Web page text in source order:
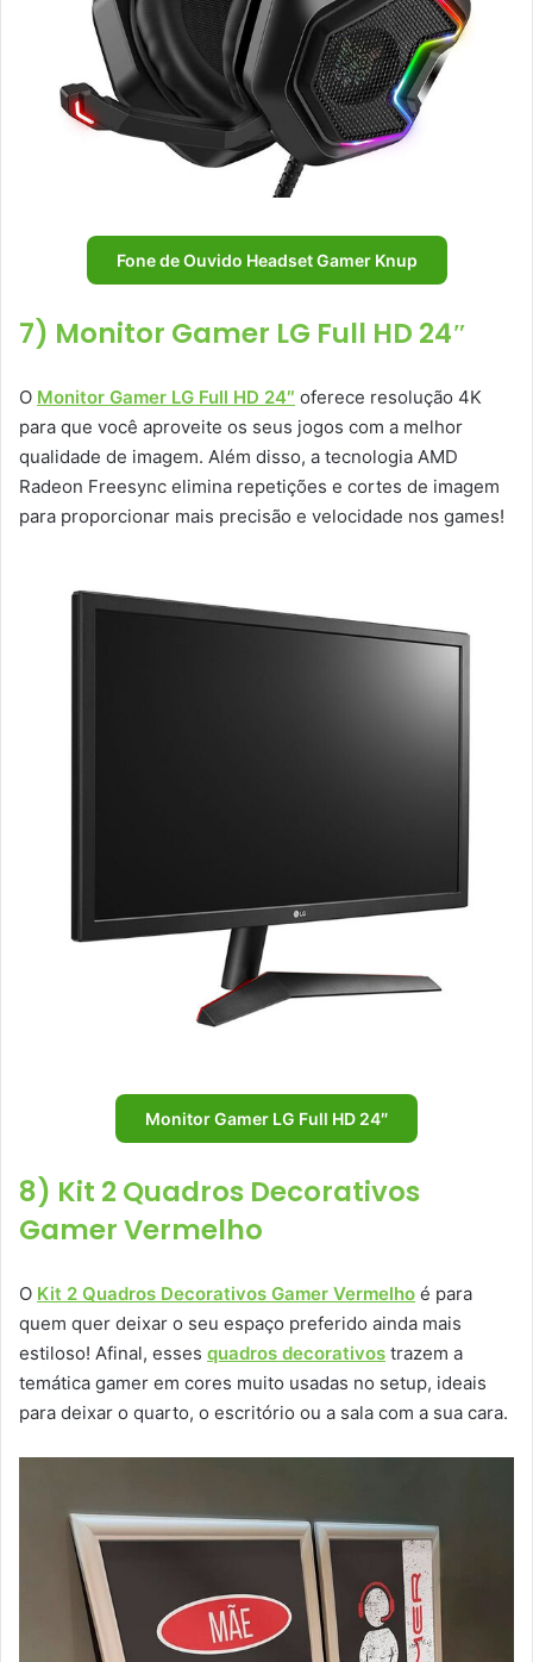
Fone de Ouvido Headset Gamer Knup
7) Monitor Gamer LG Full HD 24″
O Monitor Gamer LG Full HD 24″ oferece resolução 4K
para que você aproveite os seus jogos com a melhor
qualidade de imagem. Além disso, a tecnologia AMD
Radeon Freesync elimina repetições e cortes de imagem
para proporcionar mais precisão e velocidade nos games!
Monitor Gamer LG Full HD 24″
8) Kit 2 Quadros Decorativos
Gamer Vermelho
O Kit 2 Quadros Decorativos Gamer Vermelho é para
quem quer deixar o seu espaço preferido ainda mais
estiloso! Afinal, esses quadros decorativos trazem a
temática gamer em cores muito usadas no setup, ideais
para deixar o quarto, o escritório ou a sala com a sua cara.